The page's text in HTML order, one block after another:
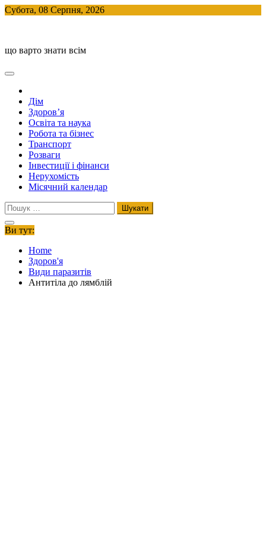
Skip
Субота, 08 Серпня, 2026
що варто знати всім
Дім
Здоров’я
Освіта та наука
Робота та бізнес
Транспорт
Розваги
Інвестиції і фінанси
Нерухомість
Місячний календар
Пошук:
Ви тут:
Home
Здоров'я
Види паразитів
Антитіла до лямблій